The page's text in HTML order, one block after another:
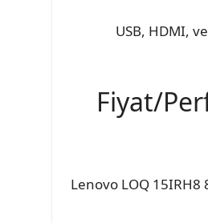
USB, HDMI,
Fiyat/
Lenovo LOQ